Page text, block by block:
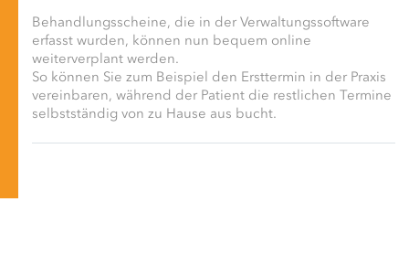
Behandlungsscheine, die in der Verwaltungssoftware
erfasst wurden, können nun bequem online
weiterverplant werden.
So können Sie zum Beispiel den Ersttermin in der Praxis
vereinbaren, während der Patient die restlichen Termine
selbstständig von zu Hause aus bucht.